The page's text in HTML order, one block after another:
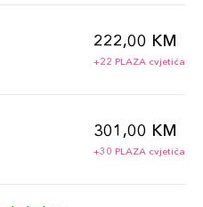
222,00 KM
+22 PLAZA cvjetića
301,00 KM
+30 PLAZA cvjetića